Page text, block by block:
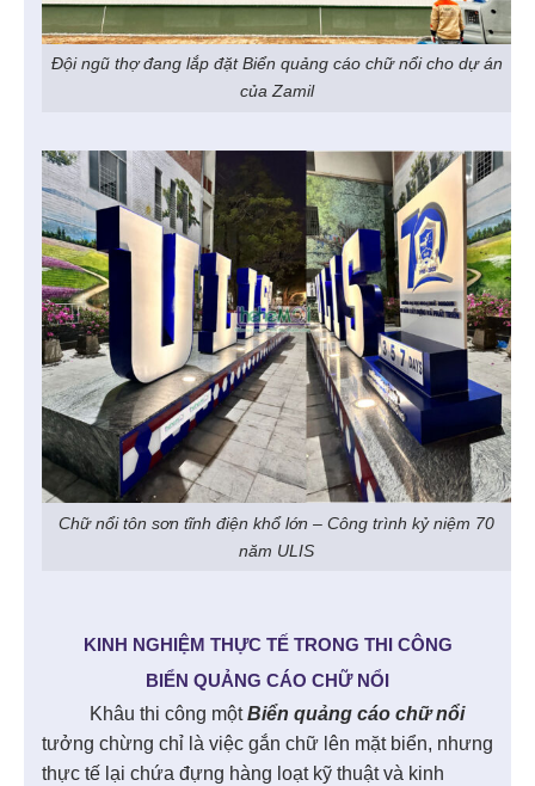
Đội ngũ thợ đang lắp đặt Biển quảng cáo chữ nổi cho dự án
của Zamil
Chữ nổi tôn sơn tĩnh điện khổ lớn – Công trình kỷ niệm 70
năm ULIS
KINH NGHIỆM THỰC TẾ TRONG THI CÔNG
BIỂN QUẢNG CÁO CHỮ NỔI
Khâu thi công mộtBiển quảng cáo chữ nổi
tưởng chừng chỉ là việc gắn chữ lên mặt biển, nhưng
thực tế lại chứa đựng hàng loạt kỹ thuật và kinh